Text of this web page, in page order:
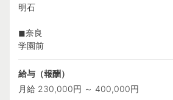
明石
◼︎奈良
学園前
給与（報酬）
月給 230,000円 ～ 400,000円